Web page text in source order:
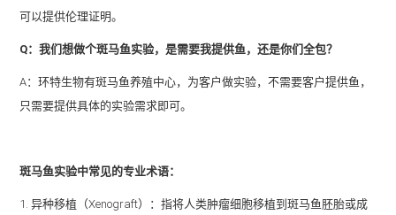
可以提供伦理证明。
Q：我们想做个斑马鱼实验，是需要我提供鱼，还是你们全包？
A：环特生物有斑马鱼养殖中心，为客户做实验，不需要客户提供鱼，
只需要提供具体的实验需求即可。
斑马鱼实验中常见的专业术语：
1. 异种移植（Xenograft）：指将人类肿瘤细胞移植到斑马鱼胚胎或成